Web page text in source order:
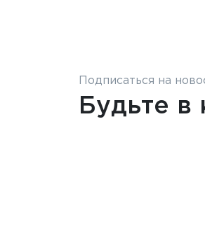
Подписаться на
Будьте в